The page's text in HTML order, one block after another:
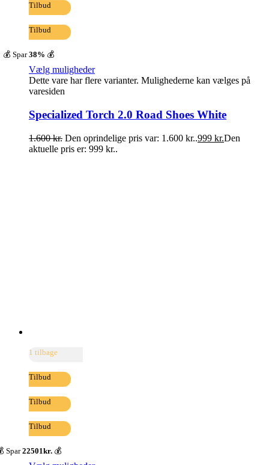
Tilbud
Tilbud
💰 Spar38% 💰
Vælg muligheder
Dette vare har flere varianter. Mulighederne kan vælges på
varesiden
Specialized Torch 2.0 Road Shoes White
1.600kr. Den oprindelige pris var: 1.600 kr..999 kr.Den
aktuelle pris er: 999 kr..
1 tilbage
Tilbud
Tilbud
Tilbud
Spar22501kr.💰